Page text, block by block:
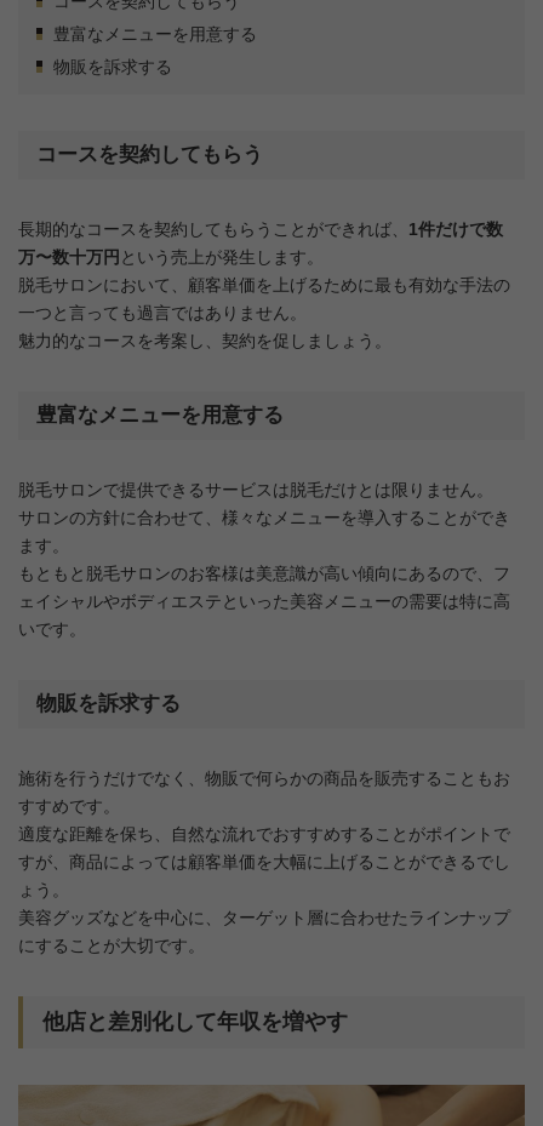
豊富なメニューを用意する
物販を訴求する
コースを契約してもらう
長期的なコースを契約してもらうことができれば、 1件だけで数
万〜数十万円 という売上が発生します。
脱毛サロンにおいて、顧客単価を上げるために最も有効な手法の
一つと言っても過言ではありません。
魅力的なコースを考案し、契約を促しましょう。
豊富なメニューを用意する
脱毛サロンで提供できるサービスは脱毛だけとは限りません。
サロンの方針に合わせて、様々なメニューを導入することができ
ます。
もともと脱毛サロンのお客様は美意識が高い傾向にあるので、フ
ェイシャルやボディエステといった美容メニューの需要は特に高
いです。
物販を訴求する
施術を行うだけでなく、物販で何らかの商品を販売することもお
すすめです。
適度な距離を保ち、自然な流れでおすすめすることがポイントで
すが、商品によっては顧客単価を大幅に上げることができるでし
ょう。
美容グッズなどを中心に、ターゲット層に合わせたラインナップ
にすることが大切です。
他店と差別化して年収を増やす